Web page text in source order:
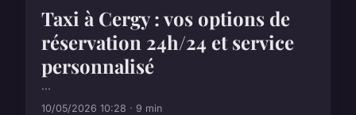
Taxi à Cergy : vos options de
réservation 24h/24 et service
personnalisé
...
10/05/2026 10:28 · 9 min